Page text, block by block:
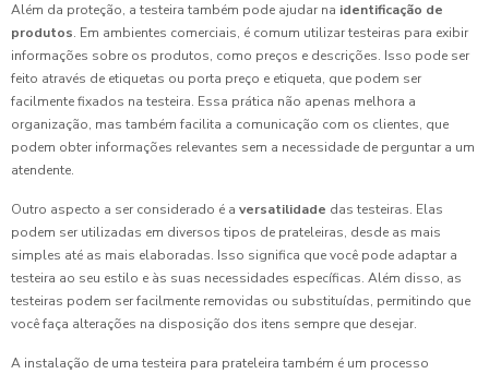
Além da proteção, a testeira também pode ajudar na identificação de
produtos. Em ambientes comerciais, é comum utilizar testeiras para exibir
informações sobre os produtos, como preços e descrições. Isso pode ser
feito através de etiquetas ou porta preço e etiqueta, que podem ser
facilmente fixados na testeira. Essa prática não apenas melhora a
organização, mas também facilita a comunicação com os clientes, que
podem obter informações relevantes sem a necessidade de perguntar a um
atendente.
Outro aspecto a ser considerado é a versatilidade das testeiras. Elas
podem ser utilizadas em diversos tipos de prateleiras, desde as mais
simples até as mais elaboradas. Isso significa que você pode adaptar a
testeira ao seu estilo e às suas necessidades específicas. Além disso, as
testeiras podem ser facilmente removidas ou substituídas, permitindo que
você faça alterações na disposição dos itens sempre que desejar.
A instalação de uma testeira para prateleira também é um processo